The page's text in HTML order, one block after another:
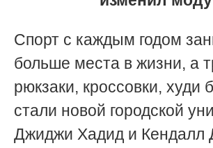
Спорт с каждым годом
больше места в жизни, а
рюкзаки, кроссовки, худи
стали новой городской
Джиджи Хадид и Кендалл